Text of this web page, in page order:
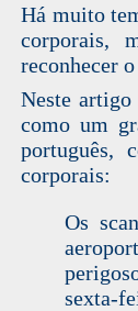
Há muito
corporais,
reconhecer
Neste artigo
como um
português,
corporais:
Os
sexta-